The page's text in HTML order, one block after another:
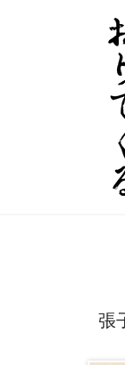
張